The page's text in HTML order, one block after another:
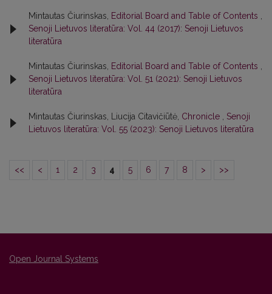
Mintautas Čiurinskas, Editorial Board and Table of Contents ,
Senoji Lietuvos literatūra: Vol. 44 (2017): Senoji Lietuvos
literatūra
Mintautas Čiurinskas, Editorial Board and Table of Contents ,
Senoji Lietuvos literatūra: Vol. 51 (2021): Senoji Lietuvos
literatūra
Mintautas Čiurinskas, Liucija Citavičiūtė, Chronicle , Senoji
Lietuvos literatūra: Vol. 55 (2023): Senoji Lietuvos literatūra
<< < 1 2 3 4 5 6 7 8 > >>
Open Journal Systems